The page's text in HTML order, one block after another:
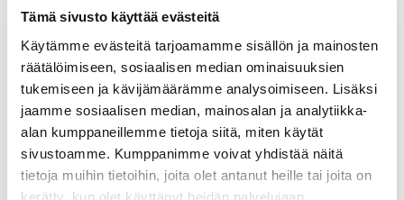
Tämä sivusto käyttää evästeitä
Käytämme evästeitä tarjoamamme sisällön ja mainosten
räätälöimiseen, sosiaalisen median ominaisuuksien
tukemiseen ja kävijämäärämme analysoimiseen. Lisäksi
jaamme sosiaalisen median, mainosalan ja analytiikka-
alan kumppaneillemme tietoja siitä, miten käytät
sivustoamme. Kumppanimme voivat yhdistää näitä
tietoja muihin tietoihin, joita olet antanut heille tai joita on
kerätty, kun olet käyttänyt heidän palvelujaan.
viime vuodelta maksamistaan veroista, mikä vahvistaisi
sen selviytymiskykyä koronakriisin yli. Malli vähentäisi
kuluvan vuoden verotuloja arviolta noin 200-300
miljoonalla eurolla, mutta kasvattaisi niitä myöhemmin,
kun yritykset eivät voisi vähentää tämän vuoden
tappiota enää tulevien vuosien voitoista. Julkisen
talouden näkökulmasta toimen lopulliseksi menetykseksi